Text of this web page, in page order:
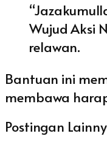
Wujud Aksi
relawan.
Bantuan ini
membawa
Postingan